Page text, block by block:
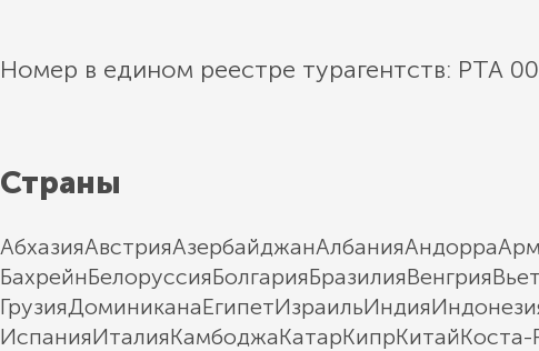
Номер в едином реестре турагентств: РТА
Страны
АбхазияАвстрияАзербайджанАлбанияАндорра
БахрейнБелоруссияБолгарияБразилияВенгрия
ГрузияДоминиканаЕгипетИзраильИндия
ИспанияИталияКамбоджаКатарКипрКитайКоста-